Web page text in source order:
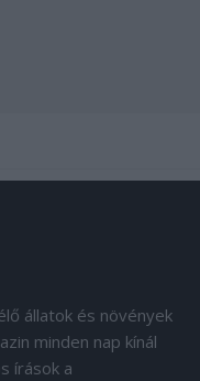
állatok és növények
minden nap kínál
írások a